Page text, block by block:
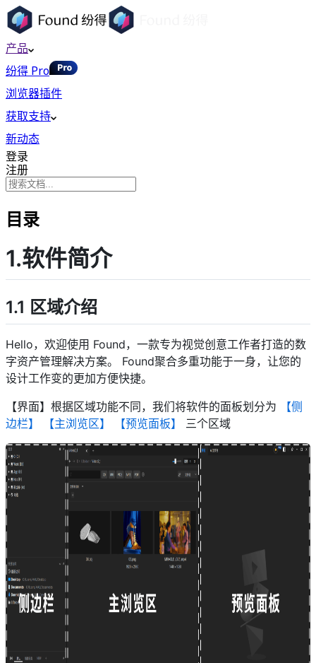
产品
纷得 Pro
浏览器插件
获取支持
新动态
登录
注册
目录
1.软件简介
1.1 区域介绍
Hello，欢迎使用 Found，一款专为视觉创意工作者打造的数
字资产管理解决方案。 Found聚合多重功能于一身，让您的
设计工作变的更加方便快捷。
【界面】根据区域功能不同，我们将软件的面板划分为
【侧
边栏】
【主浏览区】 【预览面板】 三个区域